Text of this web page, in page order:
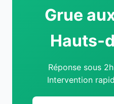
Grue
Hauts-
Réponse sous
Intervention